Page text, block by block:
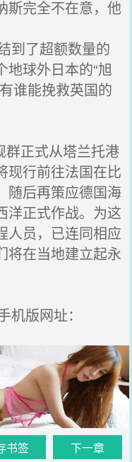
斯完全不在意，他
到了超额数量的
地球外日本的“旭
谁能挽救英国的
正式从塔兰托港
现行前往法国在比
随后再策应德国海
洋正式作战。为这
人员，已连同相应
将在当地建立起永
版网址：
书签 下一章